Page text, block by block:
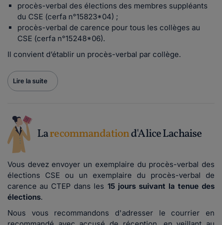
procès-verbal des élections des membres suppléants
du CSE (cerfa n°15823*04) ;
procès-verbal de carence pour tous les collèges au
CSE (cerfa n°15248*06).
Il convient d’établir un procès-verbal par collège.
Lire la suite
Larecommandationd'Alice Lachaise
Vous devez envoyer un exemplaire du procès-verbal des
élections CSE ou un exemplaire du procès-verbal de
carence au CTEP dans les 15 jours suivant la tenue des
élections.
Nous vous recommandons d'adresser le courrier en